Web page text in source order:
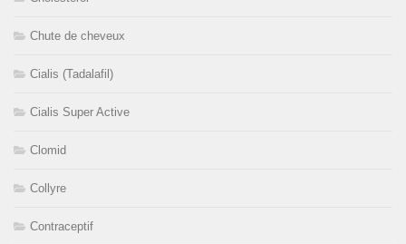
Chute de cheveux
Cialis (Tadalafil)
Cialis Super Active
Clomid
Collyre
Contraceptif